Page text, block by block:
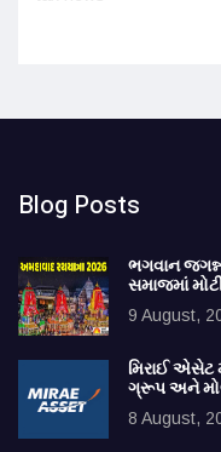
Blog Posts
ભગવાન
સમાજમાં
9 August,
મિરાઈ
ગ્રૂપ અને
8 August,